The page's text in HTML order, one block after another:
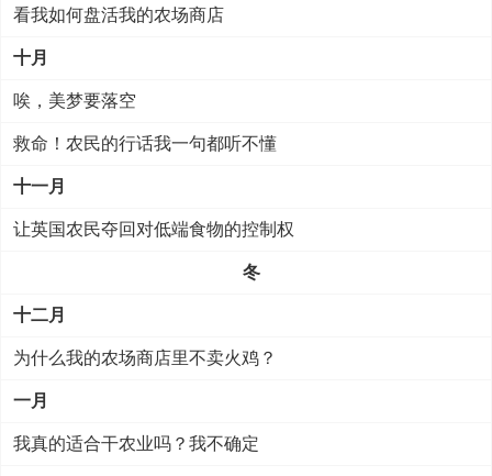
看我如何盘活我的农场商店
十月
唉，美梦要落空
救命！农民的行话我一句都听不懂
十一月
让英国农民夺回对低端食物的控制权
冬
十二月
为什么我的农场商店里不卖火鸡？
一月
我真的适合干农业吗？我不确定